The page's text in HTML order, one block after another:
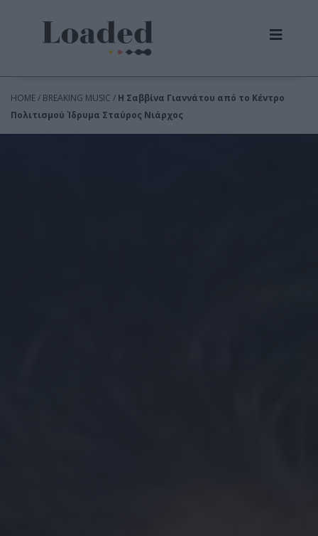
HOME / BREAKING MUSIC / Η Σαββίνα Γιαννάτου από το Κέντρο
Πολιτισμού Ίδρυμα Σταύρος Νιάρχος